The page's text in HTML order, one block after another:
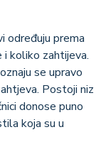
određuju prema
koliko zahtijeva.
se upravo
Postoji niz
donose puno
koja su u